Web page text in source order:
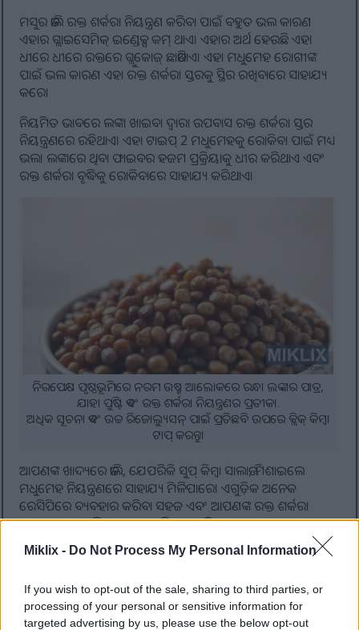
Miklix - Do Not Process My Personal Information
If you wish to opt-out of the sale, sharing to third parties, or
processing of your personal or sensitive information for
targeted advertising by us, please use the below opt-out
ମସୁର ଡାଲି ରକ୍ତ ଶର୍କରା ନିୟନ୍ତ୍ରଣ କରିବା ପାଇଁ ବହୁତ ଭଲ କାରଣ
ଏହାର ଗ୍ଲାଇସେମିକ୍ ଇଣ୍ଡେକ୍ସ କମ୍ ଥାଏ। ଏହାର ଅର୍ଥ ହେଉଛି ଏହା
ଧୀରେ ଧୀରେ ରକ୍ତରେ ଗ୍ଲୁକୋଜ୍ ଛାଡିଥାଏ। ଏହା ମଧୁମେହ ରୋଗୀଙ୍କ
ପାଇଁ ଭଲ କାରଣ ଏହା ରକ୍ତ ଶର୍କରା ସ୍ତରକୁ ସ୍ଥିର ରଖିବାରେ ସାହାଯ୍ୟ
କରେ।
ନିୟମିତ ଭାବରେ ଲଙ୍କା ଖାଇବା ଦ୍ୱାରା ଉପବାସ ରକ୍ତ ଶର୍କରା ସ୍ତର
ନିୟନ୍ତ୍ରଣରେ ରହିଥାଏ। ଏହା ଟାଇପ୍ 2 ମଧୁମେହକୁ ରୋକିବା ପାଇଁ ମଧ୍ୟ
ଭଲ। ଲଙ୍କାରେ ଥିବା ଫାଇବର ହଜମ ପ୍ରକ୍ରିୟାକୁ ଧୀର କରିଥାଏ ଏବଂ
ରକ୍ତ ଶର୍କରା ବୃଦ୍ଧିକୁ ରୋକିବାରେ ସାହାଯ୍ୟ କରିଥାଏ।
ନିରପେକ୍ଷ ପୃଷ୍ଠଭୂମିରେ ନରମ ଉଷ୍ମ ଆଲୋକରେ ରନ୍ଧା ଲଙ୍କାର ପାତ୍ର,
ଯାହା ପୁଷ୍ଟି ଏବଂ ରକ୍ତ ଶର୍କରା ନିୟନ୍ତ୍ରଣର ପ୍ରତୀକ।.
ଅଧିକ ସୂଚନା ଏବଂ ଉଚ୍ଚ ରିଜୋଲ୍ୟୁସନ୍ ପାଇଁ ପ୍ରତିଛବି ଉପରେ କ୍ଲିକ୍ କିମ୍ବା
ଟାପ୍ କରନ୍ତୁ।
ଆପଣଙ୍କ ଖାଦ୍ୟରେ ଡାଲି, ଯେପରିକି ସୁପ୍ କିମ୍ବା ସାଲାଡ, ମିଶାଇଲେ
ମଧୁମେହ ନିୟନ୍ତ୍ରଣରେ ସାହାଯ୍ୟ ମିଳିପାରେ। ଏଗୁଡ଼ିକ ଅନେକ
ରେସିପିରେ ବ୍ୟବହାର କରିବା ସହଜ ଏବଂ ଆପଣଙ୍କ ରକ୍ତ ଶର୍କରା
ସ୍ତରକୁ ଉନ୍ନତ କରିଥାଏ। ଏହା ସହିତ, ଏଗୁଡ଼ିକ ଅନେକ ସ୍ୱାସ୍ଥ୍ୟ ଲାଭ
ପ୍ରଦାନ କରେ।
ମସୁର ଡାଲି ସହିତ ପାଚନ ଶକ୍ତି ବୃଦ୍ଧି କରିବା